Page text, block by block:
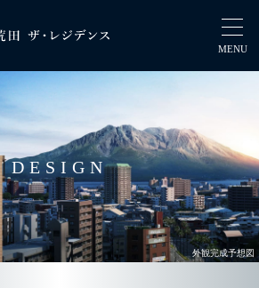
DESIGN
外観完成予想図